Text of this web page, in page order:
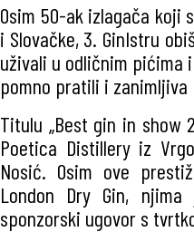
Osim 50-ak izlagača koji
i Slovačke, 3. GinIstru
uživali u odličnim pićima
pomno pratili i
Titulu „Best gin in show
Poetica Distillery iz
Nosić. Osim ove
London Dry Gin,
sponzorski ugovor s